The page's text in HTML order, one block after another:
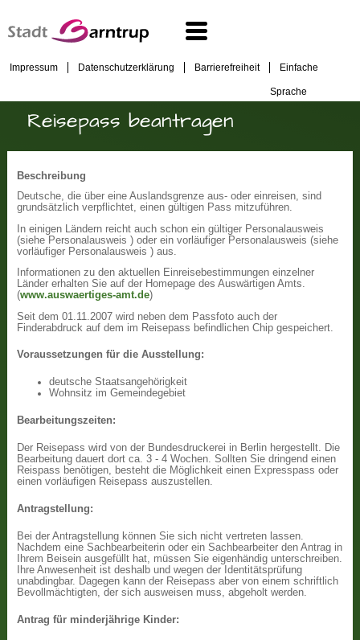
Impressum Datenschutzerklärung Barrierefreiheit Einfache
Sprache
Reisepass beantragen
Beschreibung
Deutsche, die über eine Auslandsgrenze aus- oder einreisen, sind
grundsätzlich verpflichtet, einen gültigen Pass mitzuführen.
In einigen Ländern reicht auch schon ein gültiger Personalausweis
(siehe Personalausweis ) oder ein vorläufiger Personalausweis (siehe
vorläufiger Personalausweis ) aus.
Informationen zu den aktuellen Einreisebestimmungen einzelner
Länder erhalten Sie auf der Homepage des Auswärtigen Amts.
(www.auswaertiges-amt.de)
Seit dem 01.11.2007 wird neben dem Passfoto auch der
Finderabdruck auf dem im Reisepass befindlichen Chip gespeichert.
Voraussetzungen für die Ausstellung:
deutsche Staatsangehörigkeit
Wohnsitz im Gemeindegebiet
Bearbeitungszeiten:
Der Reisepass wird von der Bundesdruckerei in Berlin hergestellt. Die
Bearbeitung dauert dort ca. 3 - 4 Wochen. Sollten Sie dringend einen
Reispass benötigen, besteht die Möglichkeit einen Expresspass oder
einen vorläufigen Reisepass auszustellen.
Antragstellung:
Bei der Antragstellung können Sie sich nicht vertreten lassen.
Nachdem eine Sachbearbeiterin oder ein Sachbearbeiter den Antrag in
Ihrem Beisein ausgefüllt hat, müssen Sie eigenhändig unterschreiben.
Ihre Anwesenheit ist deshalb und wegen der Identitätsprüfung
unabdingbar. Dagegen kann der Reisepass aber von einem schriftlich
Bevollmächtigten, der sich ausweisen muss, abgeholt werden.
Antrag für minderjährige Kinder: